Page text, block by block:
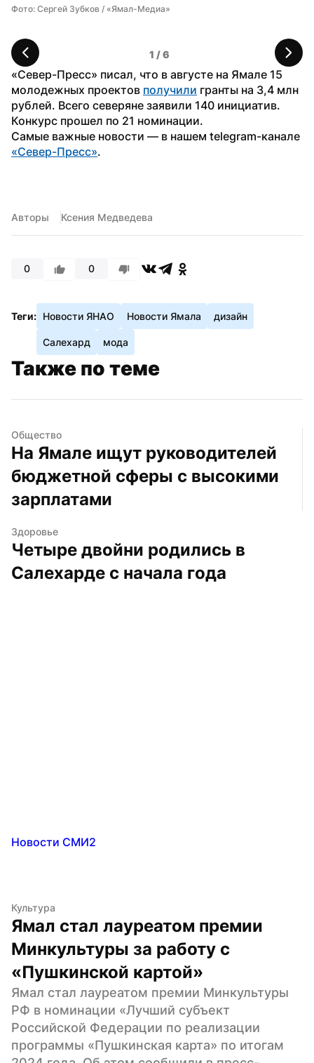
1 / 6
Фото: Сергей Зубков / «Ямал-Медиа»
«Север-Пресс» писал, что в августе на Ямале 15
молодежных проектов получили гранты на 3,4 млн
рублей. Всего северяне заявили 140 инициатив.
Конкурс прошел по 21 номинации.
«Север-Пресс».
Авторы Ксения Медведева
0 0
Теги: Новости ЯНАО Новости Ямала дизайн
Салехард мода
Также по теме
Общество
На Ямале ищут руководителей
бюджетной сферы с высокими
зарплатами
Здоровье
Четыре двойни родились в
Салехарде с начала года
Новости СМИ2
Культура
Ямал стал лауреатом премии
Минкультуры за работу с
«Пушкинской картой»
Ямал стал лауреатом премии Минкультуры
РФ в номинации «Лучший субъект
Российской Федерации по реализации
программы «Пушкинская карта» по итогам